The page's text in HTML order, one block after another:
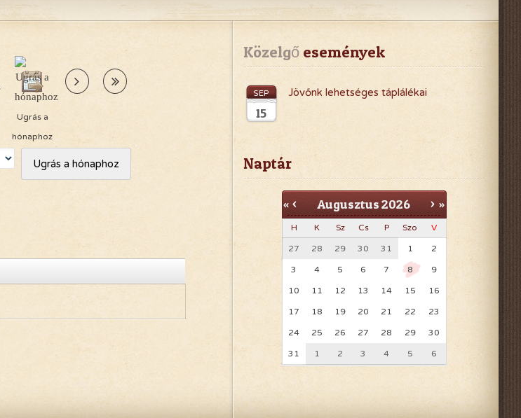
Események beszámolói
Kertbarát kiadványaink
Vásárlási kedvezmények
AgroPlus Szerviz
GAYERKERT Kft. - Szentiváni
kertcentrum
Kiskereskedés
Fészek Kert Kertészeti
Szakáruház
GYŐRKERT Parképítő Kft
Ugrás a
hónaphoz
Ugrás a hónaphoz
Közelgő események
SEP
15
Jövőnk lehetséges táplálékai
Naptár
« < Augusztus2026 > »
H K Sz Cs P Szo V
27 28 29 30 31 1 2
3 4 5 6 7 8 9
10 11 12 13 14 15 16
17 18 19 20 21 22 23
24 25 26 27 28 29 30
31 1 2 3 4 5 6